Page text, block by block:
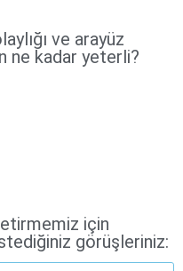
ve arayüz
ne kadar yeterli?
için
görüşleriniz: